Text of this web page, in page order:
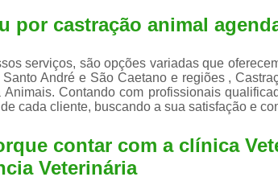
por castração animal
serviços, são opções variadas que
André e São Caetano e regiões ,
Animais. Contando com profissionais
cada cliente, buscando a sua satisfação e
contar com a clínica
Veterinária